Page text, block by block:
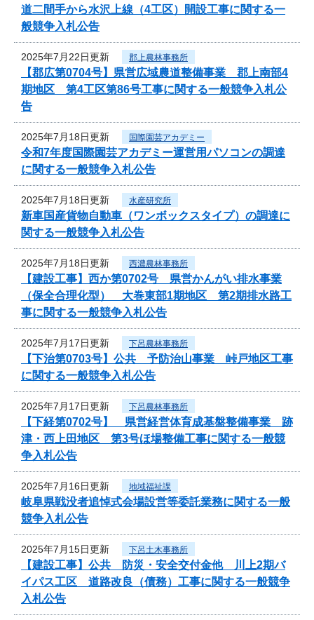
道二間手から水沢上線（4工区）開設工事に関する一
般競争入札公告
2025年7月22日更新 郡上農林事務所
【郡広第0704号】県営広域農道整備事業 郡上南部4
期地区 第4工区第86号工事に関する一般競争入札公
告
2025年7月18日更新 国際園芸アカデミー
令和7年度国際園芸アカデミー運営用パソコンの調達
に関する一般競争入札公告
2025年7月18日更新 水産研究所
新車国産貨物自動車（ワンボックスタイプ）の調達に
関する一般競争入札公告
2025年7月18日更新 西濃農林事務所
【建設工事】西か第0702号 県営かんがい排水事業
（保全合理化型） 大巻東部1期地区 第2期排水路工
事に関する一般競争入札公告
2025年7月17日更新 下呂農林事務所
【下治第0703号】公共 予防治山事業 峠戸地区工事
に関する一般競争入札公告
2025年7月17日更新 下呂農林事務所
【下経第0702号】 県営経営体育成基盤整備事業 跡
津・西上田地区 第3号ほ場整備工事に関する一般競
争入札公告
2025年7月16日更新 地域福祉課
岐阜県戦没者追悼式会場設営等委託業務に関する一般
競争入札公告
2025年7月15日更新 下呂土木事務所
【建設工事】公共 防災・安全交付金他 川上2期バ
イパス工区 道路改良（債務）工事に関する一般競争
入札公告